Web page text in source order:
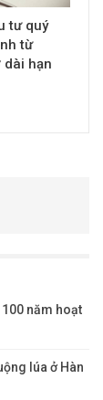
tư quý
từ
dài hạn
năm hoạt
lúa ở Hàn